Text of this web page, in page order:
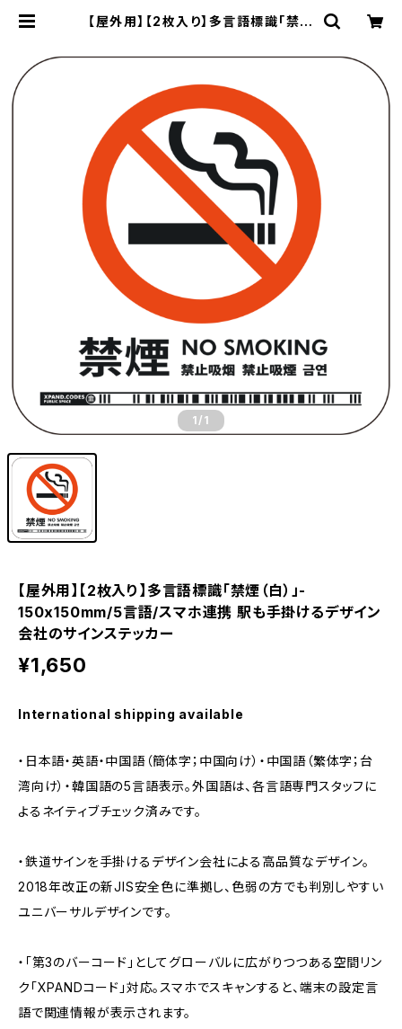
【屋外用】【2枚入り】多言語標識「禁煙
ND Code
1 /1
【屋外用】【2枚入り】多言語標識「禁煙（白）」-
150x150mm/5言語/スマホ連携 駅も手掛けるデザイン
会社のサインステッカー
¥1,650
International shipping available
・日本語・英語・中国語（簡体字；中国向け）・中国語（繁体字；台
湾向け）・韓国語の5言語表示。外国語は、各言語専門スタッフに
よるネイティブチェック済みです。
・鉄道サインを手掛けるデザイン会社による高品質なデザイン。
2018年改正の新JIS安全色に準拠し、色弱の方でも判別しやすい
ユニバーサルデザインです。
・「第3のバーコード」としてグローバルに広がりつつある空間リン
ク「XPANDコード」対応。スマホでスキャンすると、端末の設定言
語で関連情報が表示されます。